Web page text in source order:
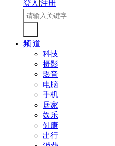
登入|注册
频 道
科技
摄影
影音
电脑
手机
居家
娱乐
健康
出行